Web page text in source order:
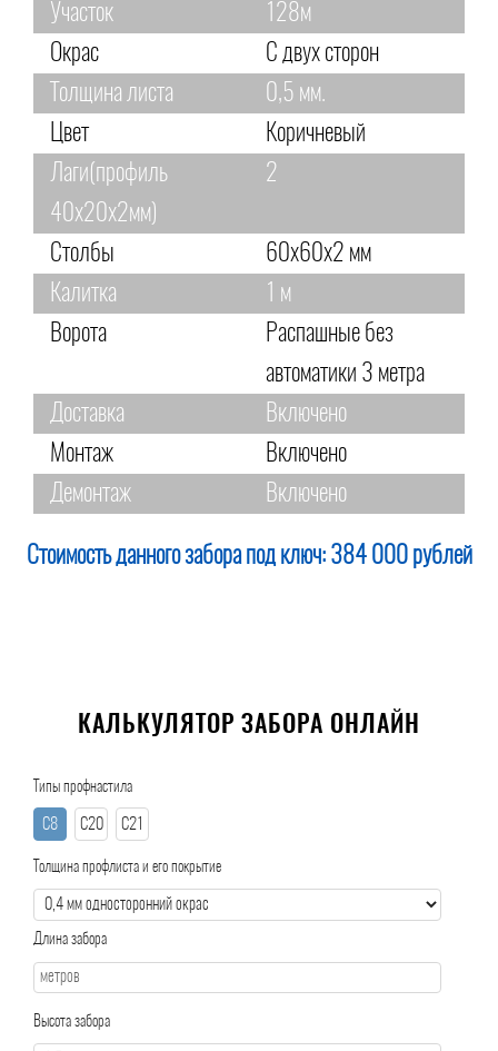
Участок
128м
Окрас
С двух сторон
Толщина листа
0,5 мм.
Цвет
Коричневый
Лаги(профиль
40х20х2мм)
2
Столбы
60х60х2 мм
Калитка
1 м
Ворота
Распашные без
автоматики 3 метра
Доставка
Включено
Монтаж
Включено
Демонтаж
Включено
Стоимость данного забора под ключ: 384 000 рублей
КАЛЬКУЛЯТОР ЗАБОРА ОНЛАЙН
Типы профнастила
С8 С20 С21
Толщина профлиста и его покрытие
Длина забора
Высота забора